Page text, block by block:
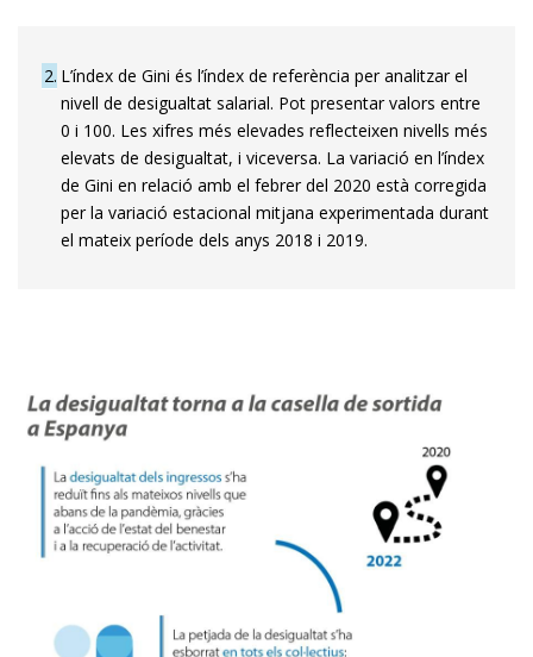
2 L’índex de Gini és l’índex de referència per analitzar el
nivell de des­­igualtat salarial. Pot presentar valors entre
0 i 100. Les xifres més elevades reflecteixen nivells més
elevats de desigualtat, i viceversa. La variació en l’índex
de Gini en relació amb el febrer del 2020 està corregida
per la varia­­ció estacional mitjana experimentada durant
el mateix període dels anys 2018 i 2019.